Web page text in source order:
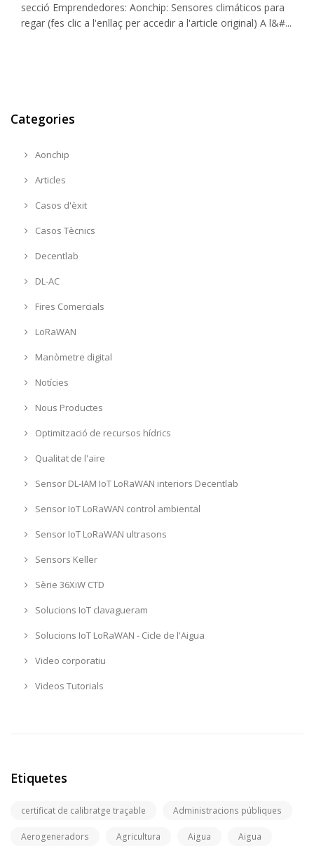
secció Emprendedores: Aonchip: Sensores climáticos para
regar (fes clic a l'enllaç per accedir a l'article original) A l&#...
Categories
Aonchip
Articles
Casos d'èxit
Casos Tècnics
Decentlab
DL-AC
Fires Comercials
LoRaWAN
Manòmetre digital
Notícies
Nous Productes
Optimització de recursos hídrics
Qualitat de l'aire
Sensor DL-IAM IoT LoRaWAN interiors Decentlab
Sensor IoT LoRaWAN control ambiental
Sensor IoT LoRaWAN ultrasons
Sensors Keller
Sèrie 36XiW CTD
Solucions IoT clavagueram
Solucions IoT LoRaWAN - Cicle de l'Aigua
Video corporatiu
Videos Tutorials
Etiquetes
certificat de calibratge traçable Administracions públiques
Aerogeneradors Agricultura Aigua Aigua